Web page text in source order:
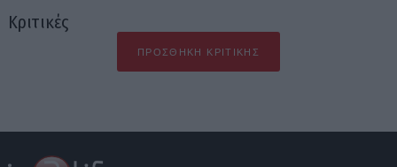
Κριτικές
ΠΡΟΣΘΉΚΗ ΚΡΙΤΙΚΉΣ